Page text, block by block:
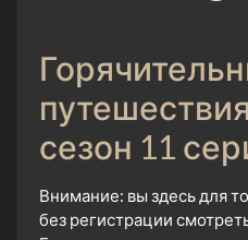
сезон 11
Внимание: вы здесь для
без регистрации